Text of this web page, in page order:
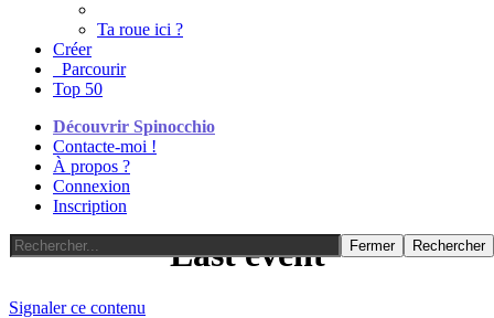
Ta roue ici ?
Créer
Parcourir
Top 50
Découvrir Spinocchio
Contacte-moi !
À propos ?
Connexion
Inscription
Fermer Rechercher
Last event
Signaler ce contenu